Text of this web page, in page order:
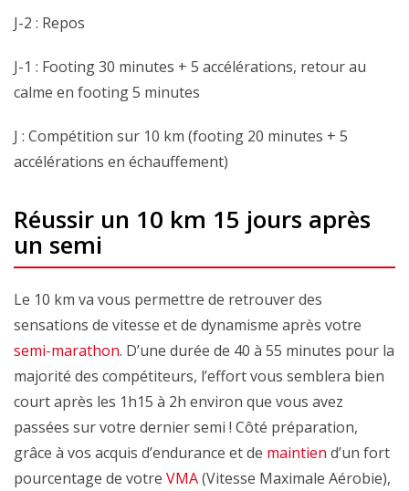
J-2 : Repos
J-1 : Footing 30 minutes + 5 accélérations, retour au
calme en footing 5 minutes
J : Compétition sur 10 km (footing 20 minutes + 5
accélérations en échauffement)
Réussir un 10 km 15 jours après
un semi
Le 10 km va vous permettre de retrouver des
sensations de vitesse et de dynamisme après votre
semi-marathon. D’une durée de 40 à 55 minutes pour la
majorité des compétiteurs, l’effort vous semblera bien
court après les 1h15 à 2h environ que vous avez
passées sur votre dernier semi ! Côté préparation,
grâce à vos acquis d’endurance et de maintien d’un fort
pourcentage de votre VMA(Vitesse Maximale Aérobie),